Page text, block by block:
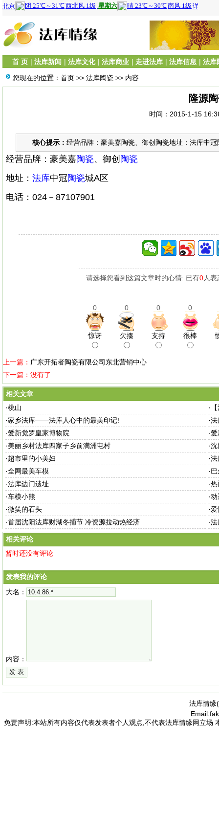
首 页 | 法库新闻 | 法库文化 | 法库商业 | 走进法库 | 法库信息 | 法库
您现在的位置： 首页 >> 法库陶瓷 >> 内容
隆源
时间：2015-1-15
核心提示： 经营品牌：豪美嘉陶瓷、御创陶瓷地址：法库中
经营品牌：豪美嘉陶瓷、御创 陶瓷
地址： 法库中冠陶瓷城A区
电话：024－87107901
请选择您看到这篇文章时的心情: 已有0人
0 0 0 0
惊讶 欠揍 支持 很棒
上一篇： 广东开拓者陶瓷有限公司东北营销中心
下一篇：没有了
相关文章
·桃山 ·
·家乡法库——法库人心中的最美印记! ·法
·爱新觉罗皇家博物院 ·爱
·美丽乡村法库四家子乡前满洲屯村 ·沈
·超市里的小美妇 ·法
·全网最美车模 ·
·法库边门遗址 ·热
·车模小熊 ·动
·微笑的石头 ·爱
·首届沈阳法库财湖冬捕节 冷资源拉动热经济 ·法
相关评论
暂时还没有评论
发表我的评论
大名：
内容：
法库情缘(
免责声明:本站所有内容仅代表发表者个人观点,不代表法库情缘网立